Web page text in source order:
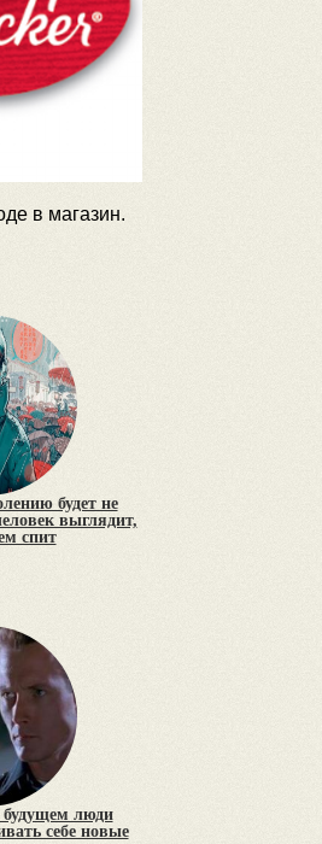
в магазин.
будет не
выглядит,
спит
люди
себе новые